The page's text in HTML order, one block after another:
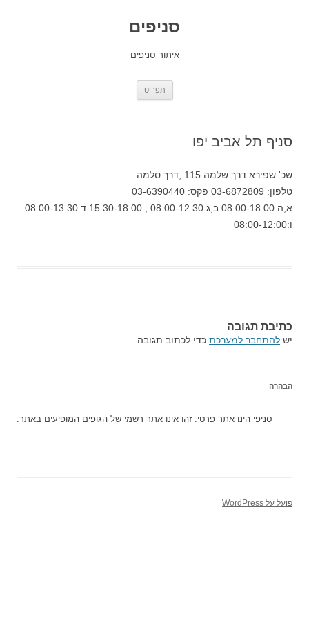
סניפים
איתור סניפים
תפריט
סניף תל אביב יפו
שכ' שפירא דרך שלמה 115 ,דרך סלמה
טלפון: 03-6872809 פקס: 03-6390440
א,ה:08:00-18:00 ב,ג:08:00-12:30 , 15:30-18:00 ד:08:00-13:30
ו:08:00-12:00
כתיבת תגובה
יש להתחבר למערכת כדי לכתוב תגובה.
הבהרה
סניפי הינו אתר פרטי. זהו אינו אתר רשמי של הגופים המופיעים באתר.
פועל על WordPress